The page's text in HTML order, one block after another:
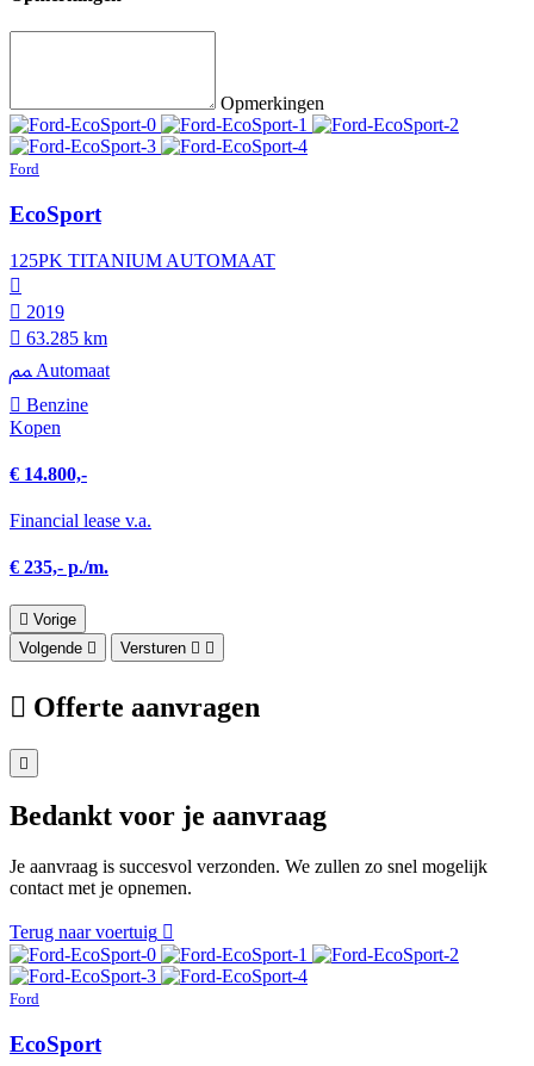
Opmerkingen
Ford
EcoSport
125PK TITANIUM AUTOMAAT
2019
63.285 km
Automaat
Benzine
Kopen
€ 14.800,-
Financial lease v.a.
€ 235,- p./m.
Vorige
Volgende
Versturen
Offerte aanvragen
Bedankt voor je aanvraag
Je aanvraag is succesvol verzonden. We zullen zo snel mogelijk
contact met je opnemen.
Terug naar voertuig
Ford
EcoSport